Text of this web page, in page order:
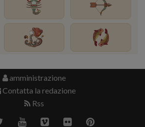
amministrazione
Contatta la redazione
Rss